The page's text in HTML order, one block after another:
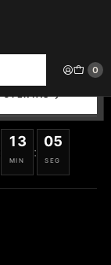
0
Edp 50 ml
13
MIN
:
05
SEG